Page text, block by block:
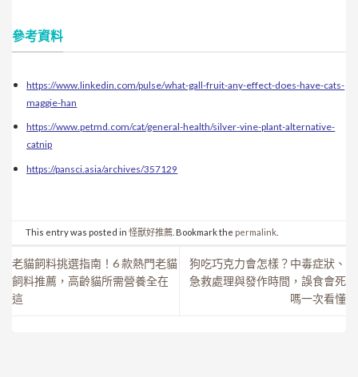
參考資料
https://www.linkedin.com/pulse/what-gall-fruit-any-effect-does-have-cats-
maggie-han
https://www.petmd.com/cat/general-health/silver-vine-plant-alternative-
catnip
https://pansci.asia/archives/357129
This entry was posted in 怪獸好推薦. Bookmark the permalink.
老貓飼料挑選指南！6 款熱門老貓
飼料推薦，高齡貓所需營養全在
這
狗吃巧克力會怎樣？中毒症狀、
急救處理與發作時間，誤食會死
嗎一次看懂